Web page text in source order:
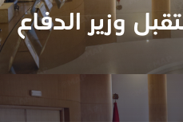
وزير الدفاع